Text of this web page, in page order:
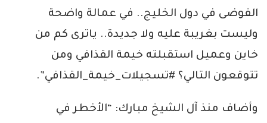
الفوضى في دول الخليج.. في عمالة واضحة
وليست بغريبة عليه ولا جديدة.. ياترى كم من
خاين وعميل استقبلته خيمة القذافي ومن
تتوقعون التالي؟ #تسجيلات_خيمة_القذافي”.
وأضاف منذ آل الشيخ مبارك: “الأخطر في